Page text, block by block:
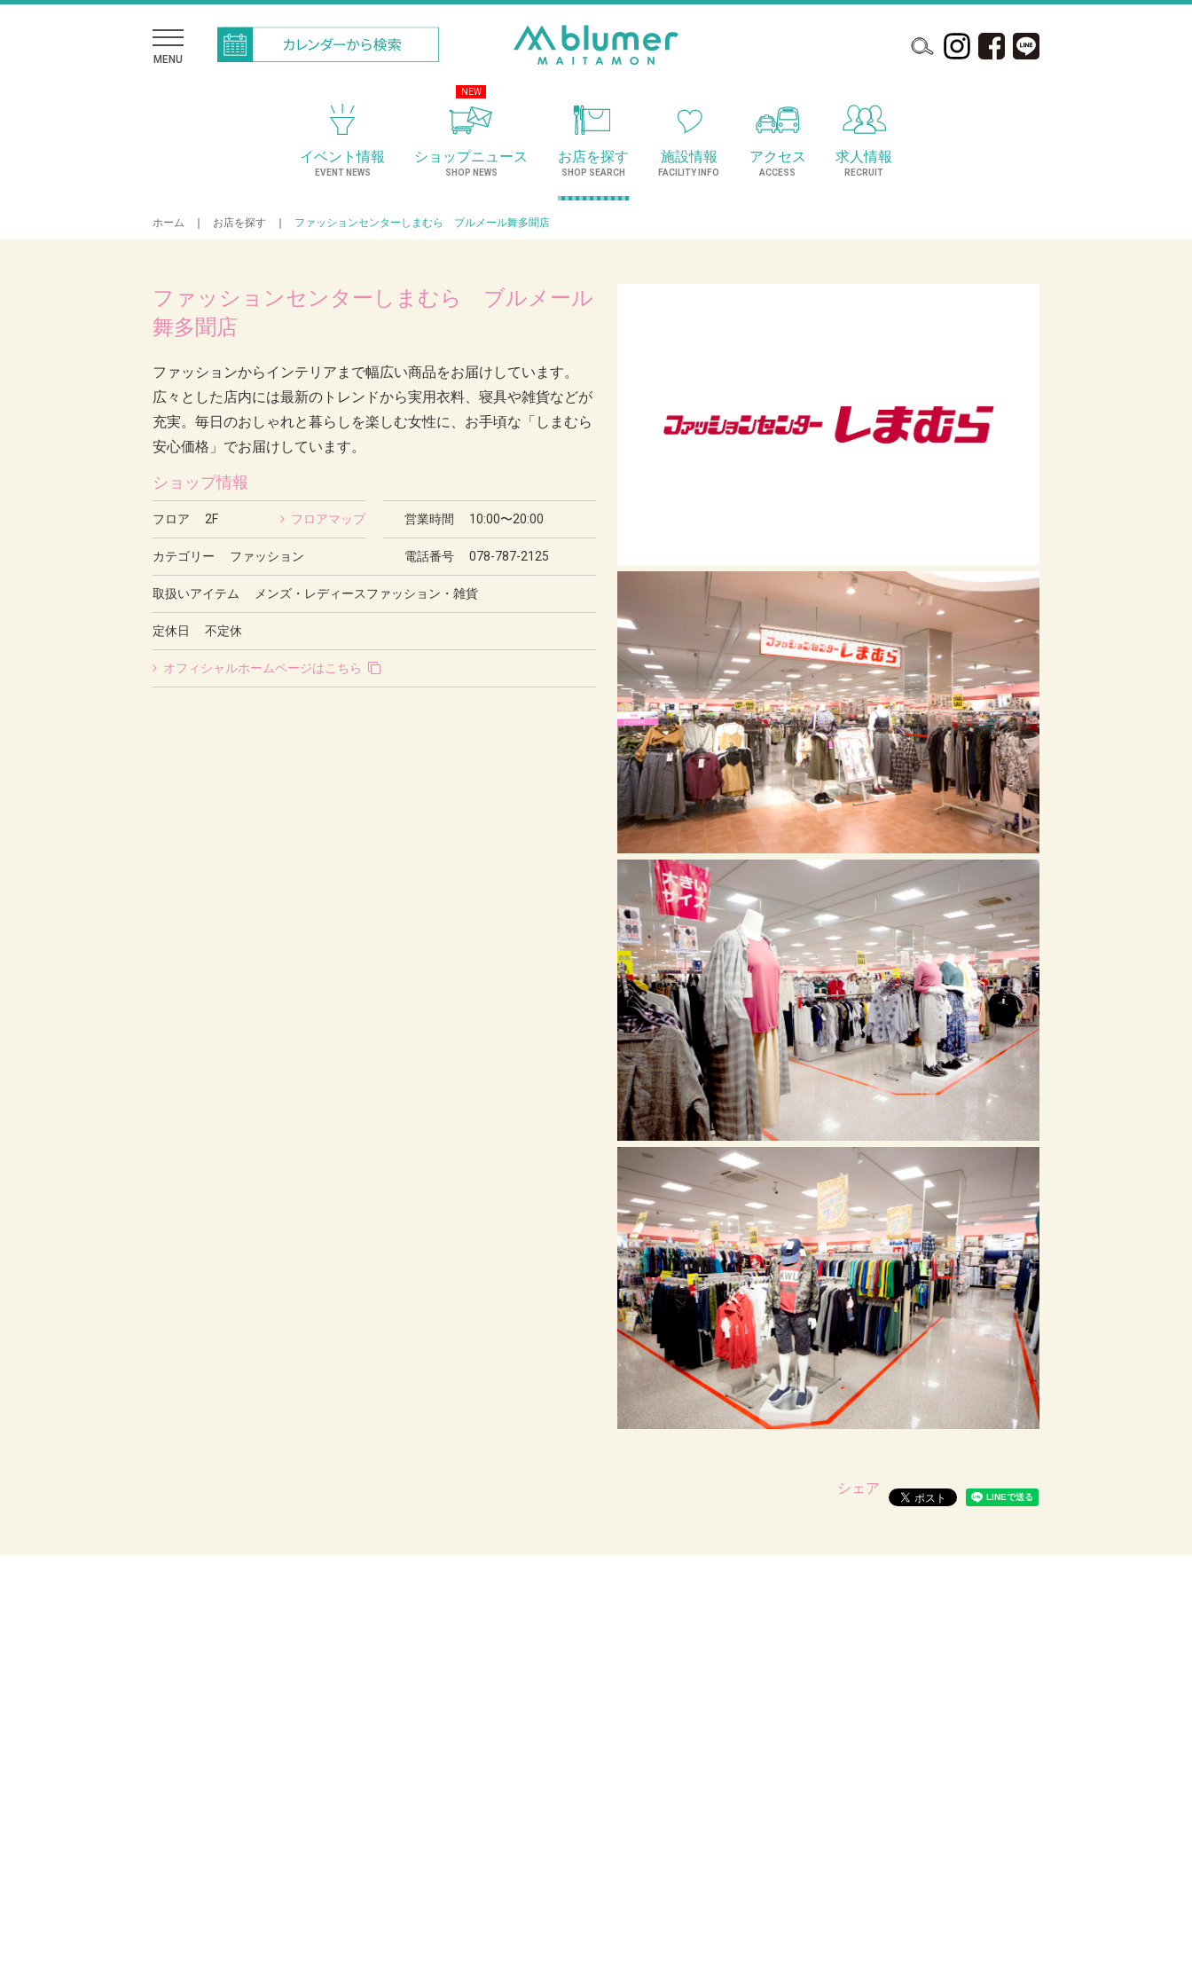
MENU
イベント情報
EVENT NEWS
NEW
ショップニュース
SHOP NEWS
お店を探す
SHOP SEARCH
施設情報
FACILITY INFO
アクセス
ACCESS
求人情報
RECRUIT
ホーム お店を探す ファッションセンターしまむら ブルメール舞多聞店
ファッションセンターしまむら ブルメール
舞多聞店
ファッションからインテリアまで幅広い商品をお届けしています。
広々とした店内には最新のトレンドから実用衣料、寝具や雑貨などが
充実。毎日のおしゃれと暮らしを楽しむ女性に、お手頃な「しまむら
安心価格」でお届けしています。
ショップ情報
フロア 2F フロアマップ
カテゴリー ファッション
営業時間 10:00〜20:00
電話番号 078-787-2125
取扱いアイテム メンズ・レディースファッション・雑貨
定休日 不定休
オフィシャルホームページはこちら
10:00〜21:00 年中無休
※その他、店舗により営業時間が異なります。
〒655-0052 神戸市垂水区舞多聞東2丁目1番45号
施設・忘れ物に関するお問い合わせ
（受付時間 10:00～18:00）
● サイトマップ
● よくあるご質問
お問い合わせ